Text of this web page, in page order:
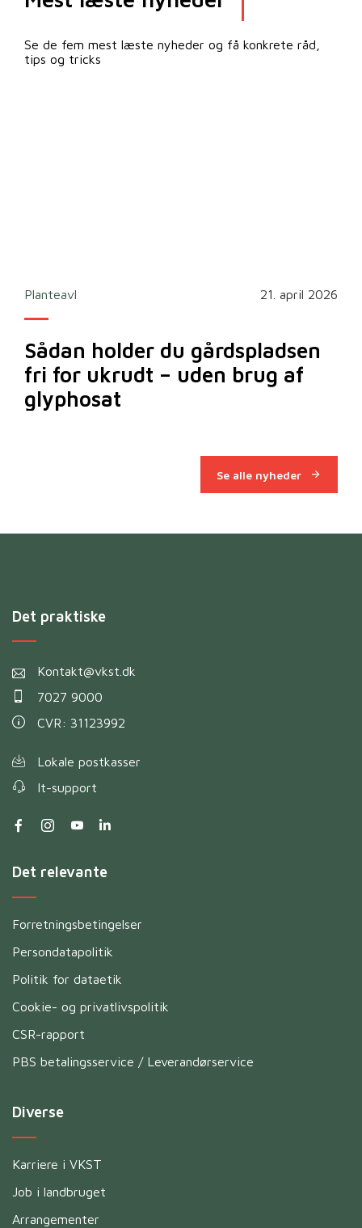
Se de fem mest læste nyheder og få konkrete råd,
tips og tricks
Planteavl 21. april 2026
Sådan holder du gårdspladsen
fri for ukrudt – uden brug af
glyphosat
Se alle nyheder
Det praktiske
Kontakt@vkst.dk
7027 9000
CVR: 31123992
Lokale postkasser
It-support
Det relevante
Forretningsbetingelser
Persondatapolitik
Politik for dataetik
Cookie- og privatlivspolitik
CSR-rapport
PBS betalingsservice / Leverandørservice
Diverse
Karriere i VKST
Job i landbruget
Arrangementer